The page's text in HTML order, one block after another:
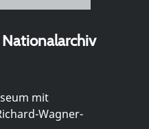
mit
Wagner-